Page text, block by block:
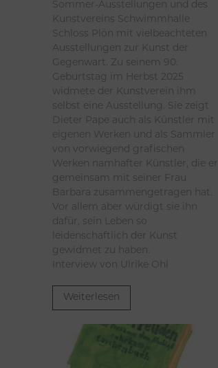
Sommer-Ausstellungen und des
Kunstvereins Schwimmhalle
Schloss Plön mit vielbeachteten
Ausstellungen zur Kunst der
Gegenwart. Zu seinem 90.
Geburtstag im Herbst 2025
widmete der Kunstverein ihm
selbst eine Ausstellung. Sie zeigt
Dieter Pape auch als Künstler mit
eigenen Werken und als Sammler
von vorwiegend grafischen
Werken namhafter Künstler, die er
gemeinsam mit seiner Frau
Barbara zusammengetragen hat.
Vor allem aber würdigt sie ihn
dafür, sein Leben so
leidenschaftlich der Kunst
gewidmet zu haben.
Interview von Ulrike Ohl
Weiterlesen